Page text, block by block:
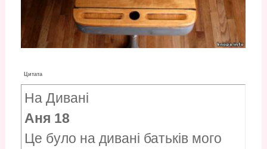
Цитата
На Дивані
Аня 18
Це було на дивані батьків мого